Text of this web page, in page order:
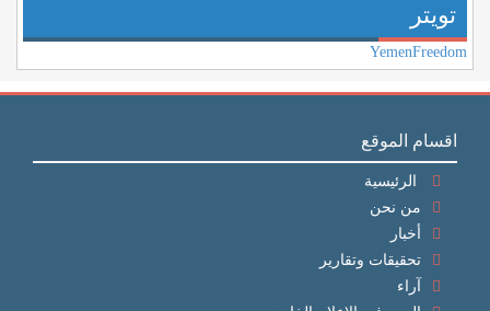
تويتر
YemenFreedom
اقسام الموقع
الرئيسية
من نحن
أخبار
تحقيقات وتقارير
آراء